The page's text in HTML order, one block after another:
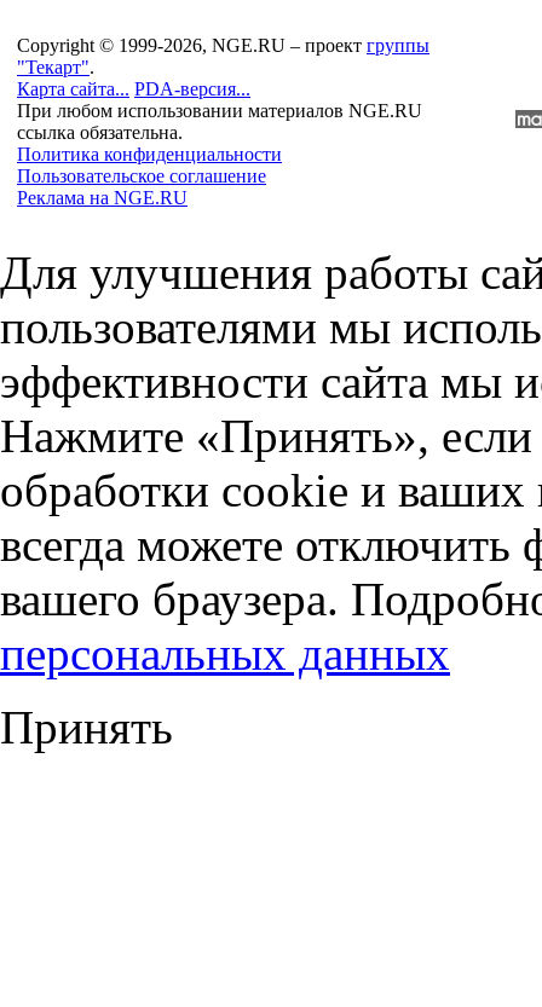
Copyright © 1999-2026, NGE.RU – проект группы
"Текарт".
Карта сайта... PDA-версия...
При любом использовании материалов NGE.RU
ссылка обязательна.
Политика конфиденциальности
Пользовательское соглашение
Реклама на NGE.RU
Для улучшения работы
пользователями мы
эффективности сайта мы
Нажмите «Принять», если
обработки cookie и
всегда можете отключить
вашего браузера.
персональных данных
Принять